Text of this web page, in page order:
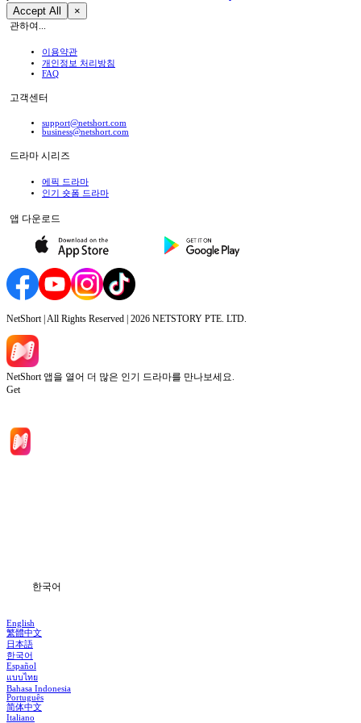
Accept All ×
관하여...
이용약관
개인정보 처리방침
FAQ
고객센터
support@netshort.com
business@netshort.com
드라마 시리즈
에픽 드라마
인기 숏폼 드라마
앱 다운로드
NetShort | All Rights Reserved | 2026 NETSTORY PTE. LTD.
NetShort 앱을 열어 더 많은 인기 드라마를 만나보세요.
Get
한국어
English
繁體中文
日本語
한국어
Español
แบบไทย
Bahasa Indonesia
Português
简体中文
Italiano